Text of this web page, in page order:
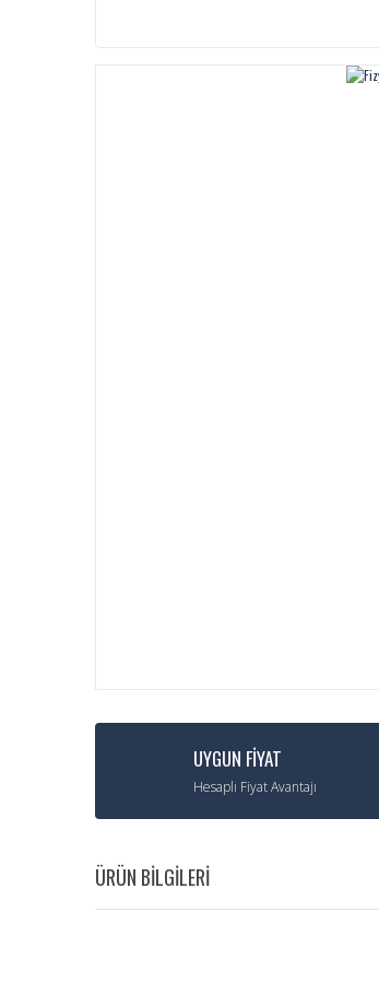
UYGUN FİYAT
Hesaplı Fiyat Avantajı
ÜRÜN BİLGİLERİ